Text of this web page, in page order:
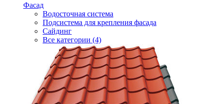
Фасад
Водосточная система
Подсистема для крепления фасада
Сайдинг
Все категории (4)